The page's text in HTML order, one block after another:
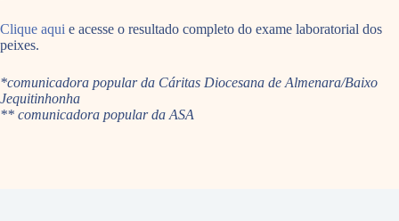
Clique aqui e acesse o resultado completo do exame laboratorial dos
peixes.
*comunicadora popular da Cáritas Diocesana de Almenara/Baixo
Jequitinhonha
** comunicadora popular da ASA